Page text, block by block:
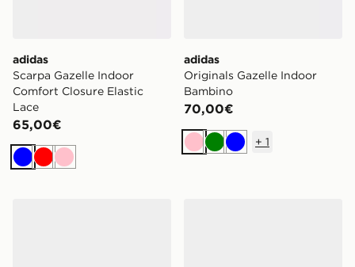
adidas
Scarpa Gazelle Indoor
Comfort Closure Elastic
Lace
65,00€
BluRossoRosa
adidas
Originals Gazelle Indoor
Bambino
70,00€
RosaVerde
Blu
+ 1